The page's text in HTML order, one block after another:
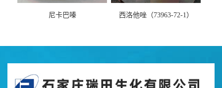
尼卡巴嗪 西洛他唑（73963-72-1）